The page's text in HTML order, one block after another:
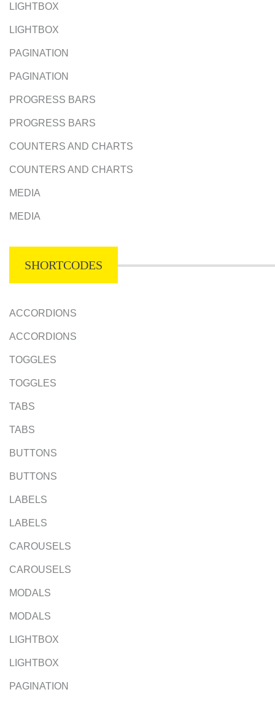
LIGHTBOX
LIGHTBOX
PAGINATION
PAGINATION
PROGRESS BARS
PROGRESS BARS
COUNTERS AND CHARTS
COUNTERS AND CHARTS
MEDIA
MEDIA
SHORTCODES
ACCORDIONS
ACCORDIONS
TOGGLES
TOGGLES
TABS
TABS
BUTTONS
BUTTONS
LABELS
LABELS
CAROUSELS
CAROUSELS
MODALS
MODALS
LIGHTBOX
LIGHTBOX
PAGINATION